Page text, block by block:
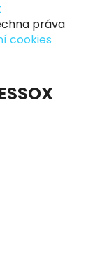
práva
cookies